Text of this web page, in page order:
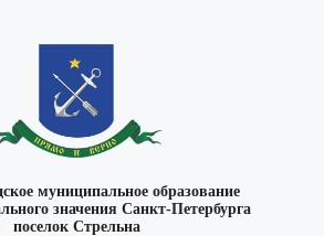
муниципальное образование
значения Санкт-Петербурга
поселок Стрельна